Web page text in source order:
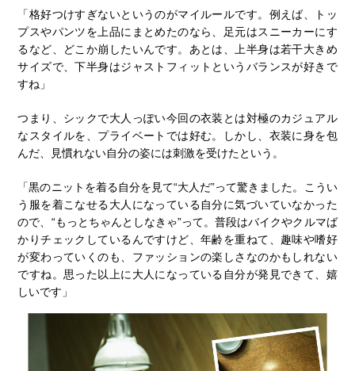
「格好つけすぎないというのがマイルールです。例えば、トッ
プスやパンツを上品にまとめたのなら、足元はスニーカーにす
るなど、どこか崩したいんです。あとは、上半身は若干大きめ
サイズで、下半身はジャストフィットというバランスが好きで
すね」
つまり、シックで大人っぽい今回の衣装とは対極のカジュアル
なスタイルを、プライベートでは好む。しかし、衣装に身を包
んだ、見慣れない自分の姿には刺激を受けたという。
「黒のニットを着る自分を見て“大人だ”って驚きました。こうい
う服を着こなせる大人になっている自分に気づいていなかった
ので、“もっとちゃんとしなきゃ”って。普段はバイクやクルマば
かりチェックしているんですけど、年齢を重ねて、趣味や嗜好
が変わっていくのも、ファッションの楽しさなのかもしれない
ですね。思った以上に大人になっている自分が発見できて、嬉
しいです」